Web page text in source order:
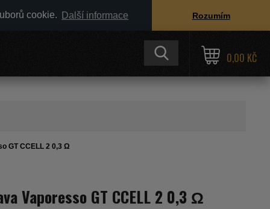
cookie. Další informace Rozumím
0,00 KČ
GT CCELL 2 0,3 Ω
Vaporesso GT CCELL 2 0,3 Ω